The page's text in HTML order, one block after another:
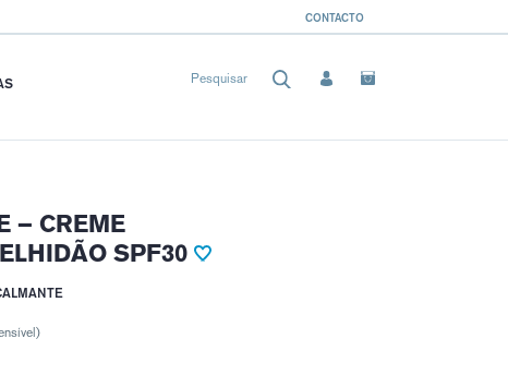
CONTACTO
– CREME
SPF30